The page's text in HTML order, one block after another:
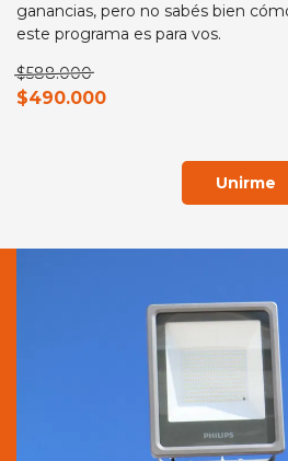
ganancias, pero no sabés bien
este programa es para vos.
$588.000
$490.000
Unirme